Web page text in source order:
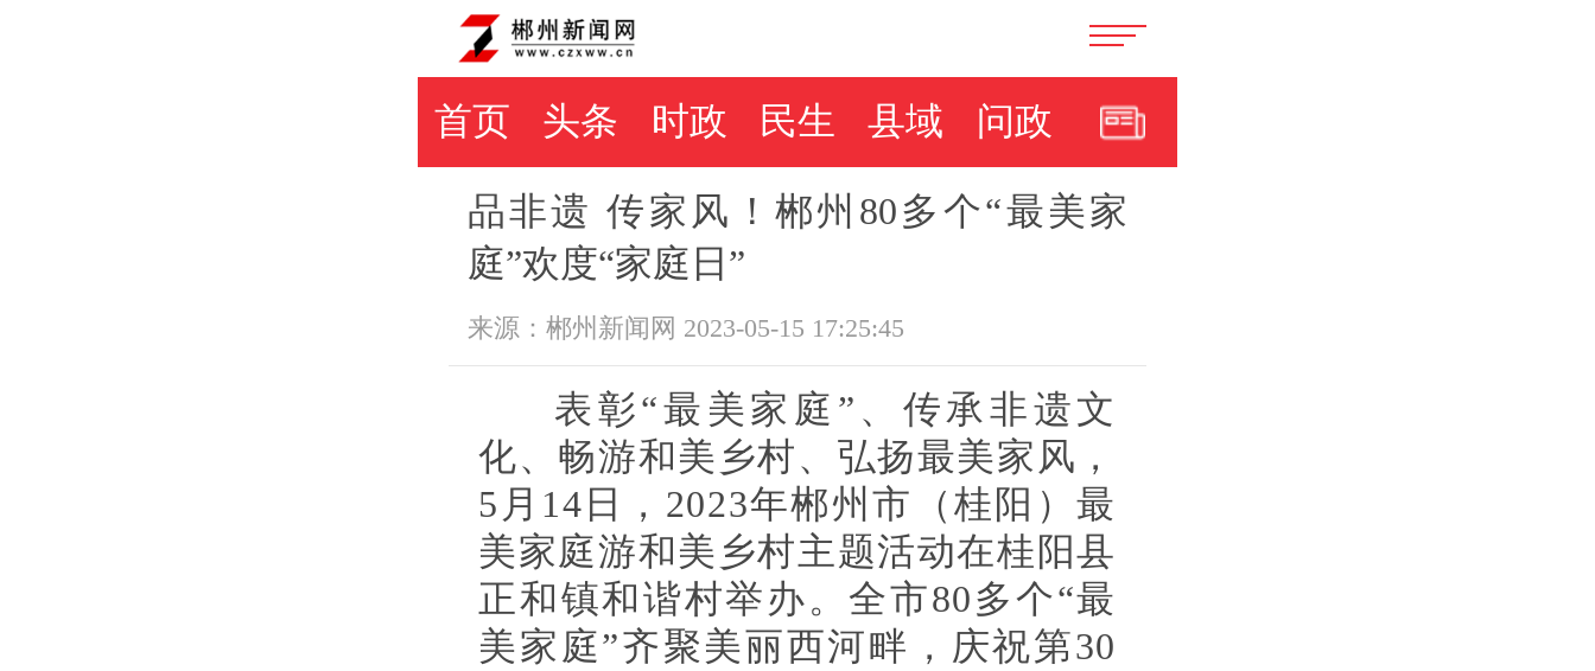
首页 头条 时政 民生 县域 问政
品非遗 传家风！郴州80多个“最美家
庭”欢度“家庭日”
来源：郴州新闻网 2023-05-15 17:25:45
表彰“最美家庭”、传承非遗文
化、畅游和美乡村、弘扬最美家风，
5月14日，2023年郴州市（桂阳）最
美家庭游和美乡村主题活动在桂阳县
正和镇和谐村举办。全市80多个“最
美家庭”齐聚美丽西河畔，庆祝第30